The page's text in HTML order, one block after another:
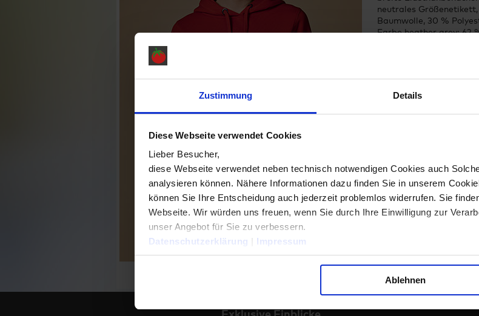
Zustimmung Details
Diese Webseite verwendet Cookies
Lieber Besucher,
diese Webseite verwendet neben technisch notwendigen Cookies auch
analysieren können. Nähere Informationen dazu finden Sie in unserem
können Sie Ihre Entscheidung auch jederzeit problemlos widerrufen. Sie
Webseite. Wir würden uns freuen, wenn Sie durch Ihre Einwilligung zur
unser Angebot für Sie zu verbessern.
Datenschutzerklärung
Impressum
Ablehnen
neutrales
Baumwolle, 30 %
Farbe heather grey: 62
Einzigartiges Molton-
angerauter Innenseite,
Hals, Ärmeln und
langstapeliger
besonders glatte
Zertifiziert nach OEKO-
»M21LRP0A0
Verfügbare Farben
Weitere Produktbilder: